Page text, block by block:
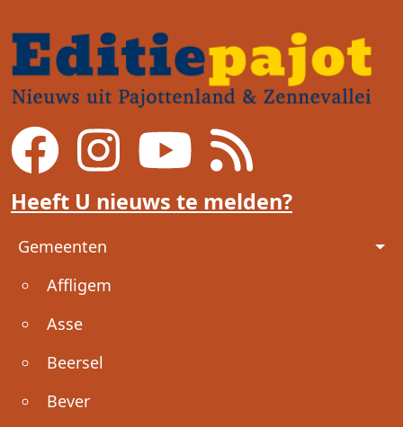
Heeft U nieuws te melden?
Voet
Gemeenten
Affligem
Asse
Beersel
Bever